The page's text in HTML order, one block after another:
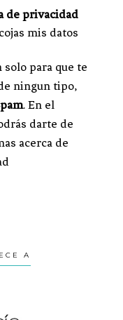
de privacidad
mis datos
solo para que te
ningun tipo,
. En el
darte de
acerca de
A